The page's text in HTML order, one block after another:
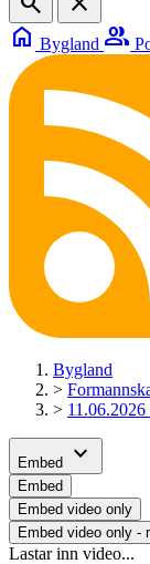
home Bygland group
Bygland
>
>
Embed expand_more
Embed
Embed video only
Embed video only -
Lastar inn video...